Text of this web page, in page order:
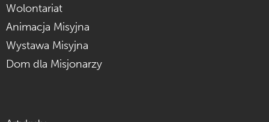
Wolontariat
Animacja Misyjna
Wystawa Misyjna
Dom dla Misjonarzy